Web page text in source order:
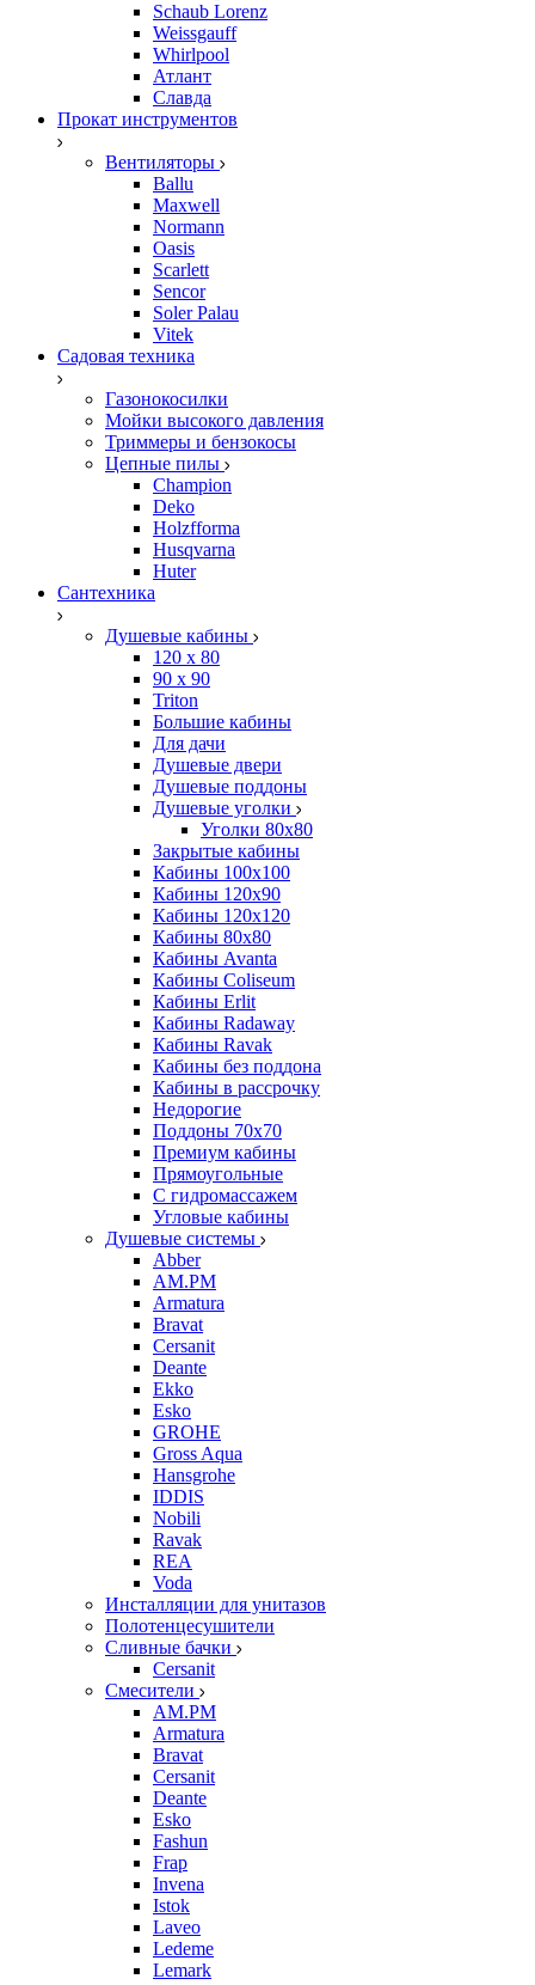
Schaub Lorenz
Weissgauff
Whirlpool
Атлант
Славда
Прокат инструментов
Вентиляторы
Ballu
Maxwell
Normann
Oasis
Scarlett
Sencor
Soler Palau
Vitek
Садовая техника
Газонокосилки
Мойки высокого давления
Триммеры и бензокосы
Цепные пилы
Champion
Deko
Holzfforma
Husqvarna
Huter
Сантехника
Душевые кабины
120 x 80
90 х 90
Triton
Большие кабины
Для дачи
Душевые двери
Душевые поддоны
Душевые уголки
Уголки 80х80
Закрытые кабины
Кабины 100x100
Кабины 120x90
Кабины 120х120
Кабины 80х80
Кабины Avanta
Кабины Coliseum
Кабины Erlit
Кабины Radaway
Кабины Ravak
Кабины без поддона
Кабины в рассрочку
Недорогие
Поддоны 70x70
Премиум кабины
Прямоугольные
С гидромассажем
Угловые кабины
Душевые системы
Abber
AM.PM
Armatura
Bravat
Cersanit
Deante
Ekko
Esko
GROHE
Gross Aqua
Hansgrohe
IDDIS
Nobili
Ravak
REA
Voda
Инсталляции для унитазов
Полотенцесушители
Сливные бачки
Cersanit
Смесители
AM.PM
Armatura
Bravat
Cersanit
Deante
Esko
Fashun
Frap
Invena
Istok
Laveo
Ledeme
Lemark